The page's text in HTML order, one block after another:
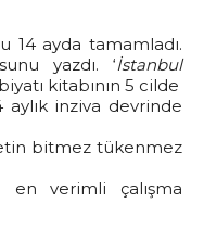
14 ayda tamamladı.
yazdı. ‘İstanbul
kitabının 5 cilde
aylık inziva devrinde
bitmez tükenmez
en verimli çalışma